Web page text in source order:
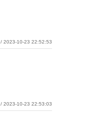
/ 2023-10-23 22:52:53
/ 2023-10-23 22:53:03